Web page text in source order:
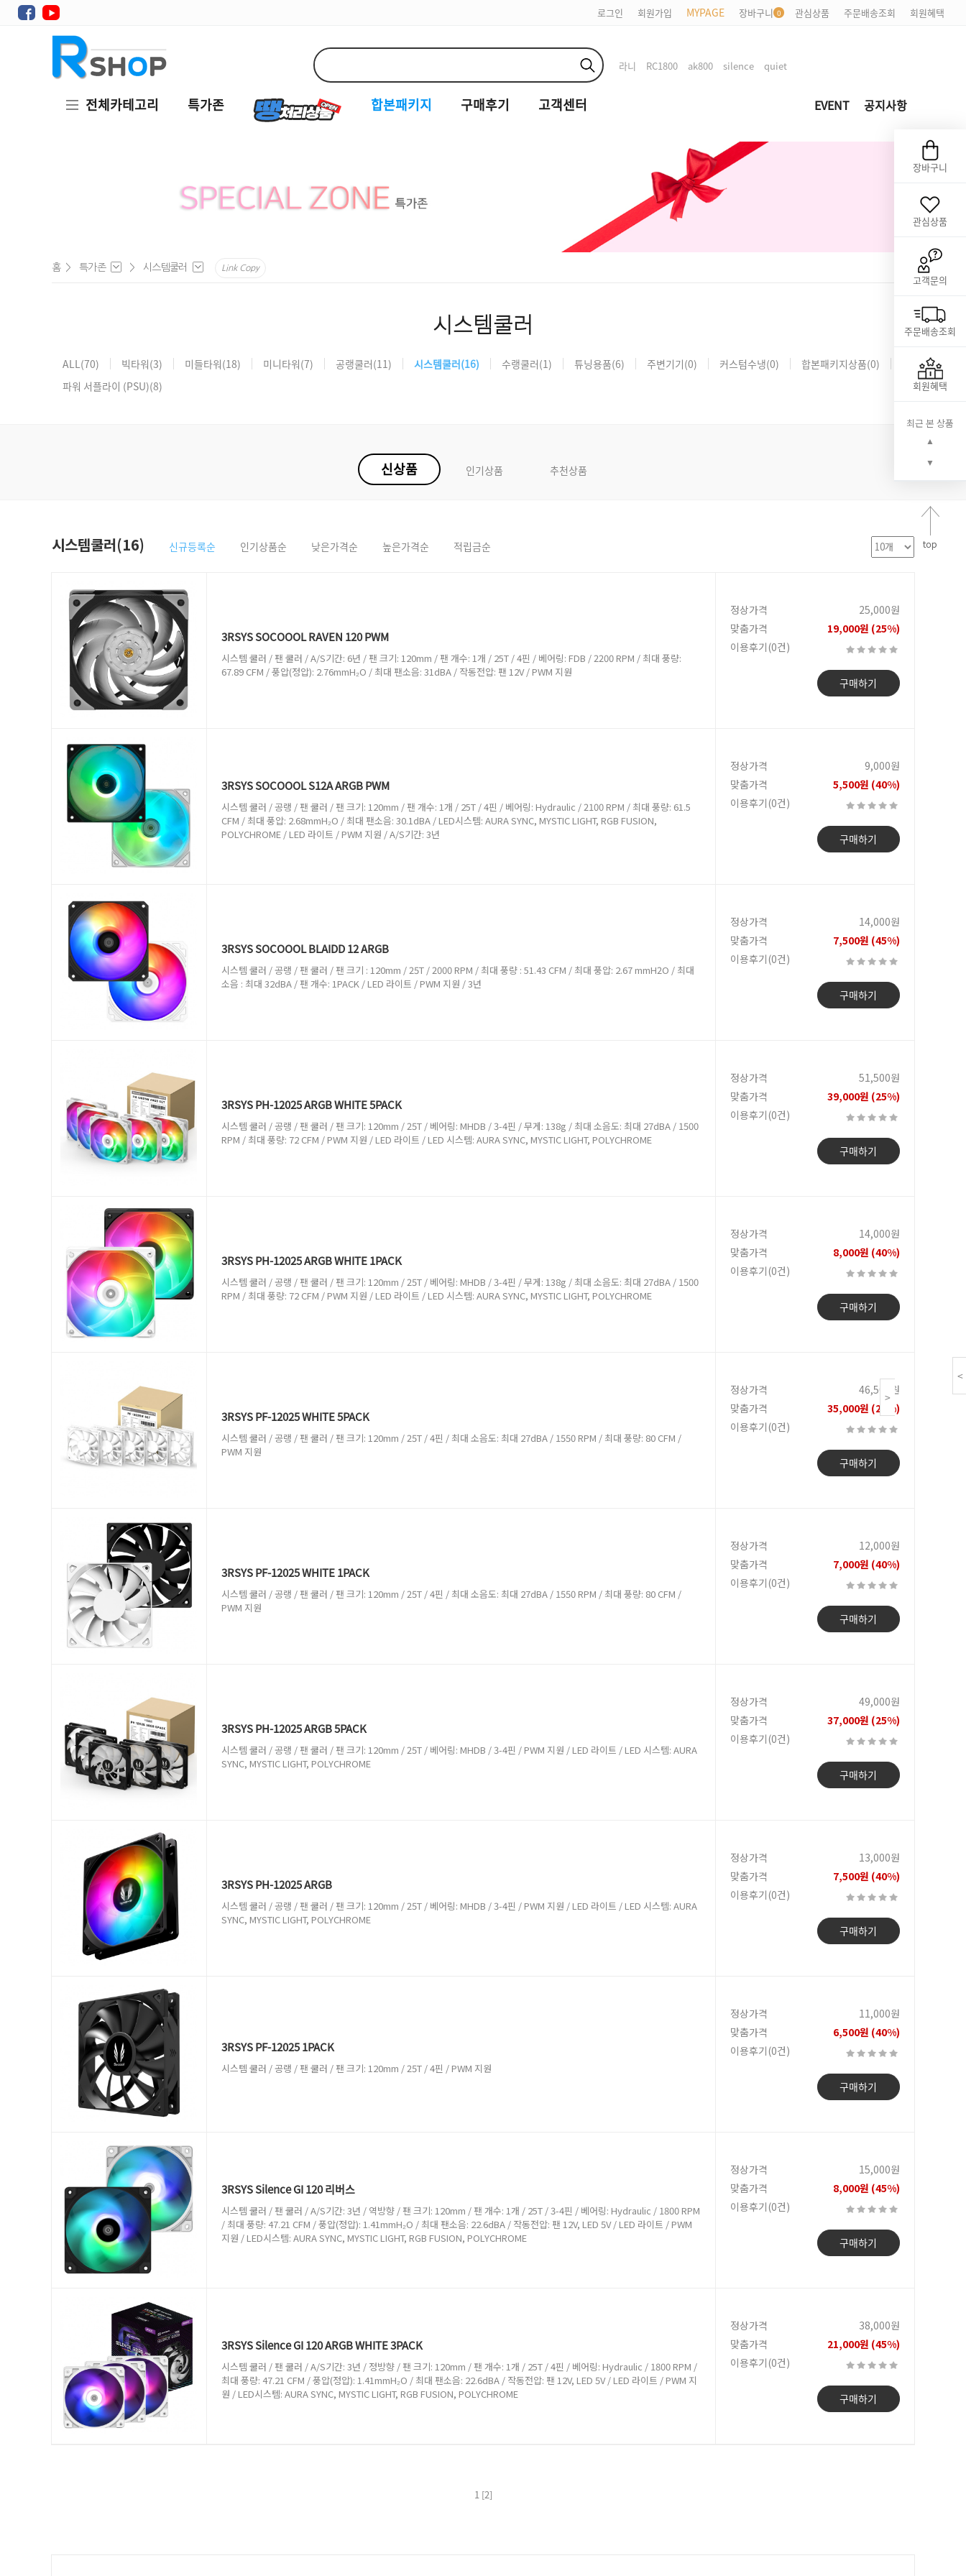
로그인 회원가입 MYPAGE 장바구니 관심상품 주문배송조회 회원혜택
라니 RC1800 ak800 silence quiet
전체카테고리 특가존 합본패키지 구매후기 고객센터 EVENT 공지사항
홈 > 특가존 > 시스템쿨러 Link Copy
시스템쿨러
ALL (70) 빅타워(3) 미들타워(18) 미니타워(7) 공랭쿨러(11) 시스템쿨러(16) 수랭쿨러(1) 튜닝용품(6) 주변기기(0) 커스텀수냉(0) 합본패키지상품(0)
파워 서플라이 (PSU)(8)
신상품 인기상품 추천상품
시스템쿨러(16) 신규등록순 인기상품순 낮은가격순 높은가격순 적립금순
3RSYS SOCOOOL RAVEN 120 PWM
시스템 쿨러 / 팬 쿨러 / A/S기간: 6년 / 팬 크기: 120mm / 팬 개수: 1개 / 25T / 4핀 / 베어링: FDB / 2200 RPM / 최대 풍량:
67.89 CFM / 풍압(정압): 2.76mmH₂O / 최대 팬소음: 31dBA / 작동전압: 팬 12V / PWM 지원
정상가격
25,000원
맞춤가격
19,000원 (25%)
이용후기(0건)
구매하기
3RSYS SOCOOOL S12A ARGB PWM
시스템 쿨러 / 공랭 / 팬 쿨러 / 팬 크기: 120mm / 팬 개수: 1개 / 25T / 4핀 / 베어링: Hydraulic / 2100 RPM / 최대 풍량: 61.5
CFM / 최대 풍압: 2.68mmH₂O / 최대 팬소음: 30.1dBA / LED시스템: AURA SYNC, MYSTIC LIGHT, RGB FUSION,
POLYCHROME / LED 라이트 / PWM 지원 / A/S기간: 3년
정상가격
9,000원
맞춤가격
5,500원 (40%)
이용후기(0건)
구매하기
3RSYS SOCOOOL BLAIDD 12 ARGB
시스템 쿨러 / 공랭 / 팬 쿨러 / 팬 크기 : 120mm / 25T / 2000 RPM / 최대 풍량 : 51.43 CFM / 최대 풍압: 2.67 mmH2O / 최대
소음 : 최대 32dBA / 팬 개수: 1PACK / LED 라이트 / PWM 지원 / 3년
정상가격
14,000원
맞춤가격
7,500원 (45%)
이용후기(0건)
구매하기
3RSYS PH-12025 ARGB WHITE 5PACK
시스템 쿨러 / 공랭 / 팬 쿨러 / 팬 크기: 120mm / 25T / 베어링: MHDB / 3-4핀 / 무게: 138g / 최대 소음도: 최대 27dBA / 1500
RPM / 최대 풍량: 72 CFM / PWM 지원 / LED 라이트 / LED 시스템: AURA SYNC, MYSTIC LIGHT, POLYCHROME
정상가격
51,500원
맞춤가격
39,000원 (25%)
이용후기(0건)
구매하기
3RSYS PH-12025 ARGB WHITE 1PACK
시스템 쿨러 / 공랭 / 팬 쿨러 / 팬 크기: 120mm / 25T / 베어링: MHDB / 3-4핀 / 무게: 138g / 최대 소음도: 최대 27dBA / 1500
RPM / 최대 풍량: 72 CFM / PWM 지원 / LED 라이트 / LED 시스템: AURA SYNC, MYSTIC LIGHT, POLYCHROME
정상가격
14,000원
맞춤가격
8,000원 (40%)
이용후기(0건)
구매하기
3RSYS PF-12025 WHITE 5PACK
시스템 쿨러 / 공랭 / 팬 쿨러 / 팬 크기: 120mm / 25T / 4핀 / 최대 소음도: 최대 27dBA / 1550 RPM / 최대 풍량: 80 CFM /
PWM 지원
정상가격
46,500원
맞춤가격
35,000원 (25%)
이용후기(0건)
구매하기
3RSYS PF-12025 WHITE 1PACK
시스템 쿨러 / 공랭 / 팬 쿨러 / 팬 크기: 120mm / 25T / 4핀 / 최대 소음도: 최대 27dBA / 1550 RPM / 최대 풍량: 80 CFM /
PWM 지원
정상가격
12,000원
맞춤가격
7,000원 (40%)
이용후기(0건)
구매하기
3RSYS PH-12025 ARGB 5PACK
시스템 쿨러 / 공랭 / 팬 쿨러 / 팬 크기: 120mm / 25T / 베어링: MHDB / 3-4핀 / PWM 지원 / LED 라이트 / LED 시스템: AURA
SYNC, MYSTIC LIGHT, POLYCHROME
정상가격
49,000원
맞춤가격
37,000원 (25%)
이용후기(0건)
구매하기
3RSYS PH-12025 ARGB
시스템 쿨러 / 공랭 / 팬 쿨러 / 팬 크기: 120mm / 25T / 베어링: MHDB / 3-4핀 / PWM 지원 / LED 라이트 / LED 시스템: AURA
SYNC, MYSTIC LIGHT, POLYCHROME
정상가격
13,000원
맞춤가격
7,500원 (40%)
이용후기(0건)
구매하기
3RSYS PF-12025 1PACK
시스템 쿨러 / 공랭 / 팬 쿨러 / 팬 크기: 120mm / 25T / 4핀 / PWM 지원
정상가격
11,000원
맞춤가격
6,500원 (40%)
이용후기(0건)
구매하기
3RSYS Silence GI 120 리버스
시스템 쿨러 / 팬 쿨러 / A/S기간: 3년 / 역방향 / 팬 크기: 120mm / 팬 개수: 1개 / 25T / 3-4핀 / 베어링: Hydraulic / 1800 RPM
/ 최대 풍량: 47.21 CFM / 풍압(정압): 1.41mmH₂O / 최대 팬소음: 22.6dBA / 작동전압: 팬 12V, LED 5V / LED 라이트 / PWM
지원 / LED시스템: AURA SYNC, MYSTIC LIGHT, RGB FUSION, POLYCHROME
정상가격
15,000원
맞춤가격
8,000원 (45%)
이용후기(0건)
구매하기
3RSYS Silence GI 120 ARGB WHITE 3PACK
시스템 쿨러 / 팬 쿨러 / A/S기간: 3년 / 정방향 / 팬 크기: 120mm / 팬 개수: 1개 / 25T / 4핀 / 베어링: Hydraulic / 1800 RPM /
최대 풍량: 47.21 CFM / 풍압(정압): 1.41mmH₂O / 최대 팬소음: 22.6dBA / 작동전압: 팬 12V, LED 5V / LED 라이트 / PWM 지
원 / LED시스템: AURA SYNC, MYSTIC LIGHT, RGB FUSION, POLYCHROME
정상가격
38,000원
맞춤가격
21,000원 (45%)
이용후기(0건)
구매하기
1 [2]
<
>
장바구니
관심상품
고객문의
주문배송조회
회원혜택
최근 본 상품
▲
▼